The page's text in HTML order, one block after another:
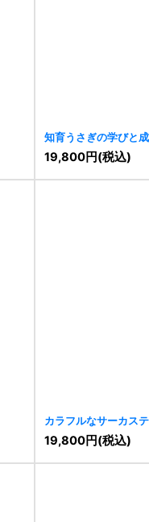
知育うさぎの学びと
19,800円(税込)
カラフルなサーカス
[10010]
19,800円(税込)